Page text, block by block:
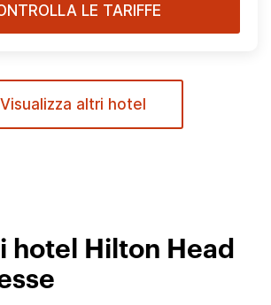
LE TARIFFE
Visualizza altri hotel
hotel Hilton Head